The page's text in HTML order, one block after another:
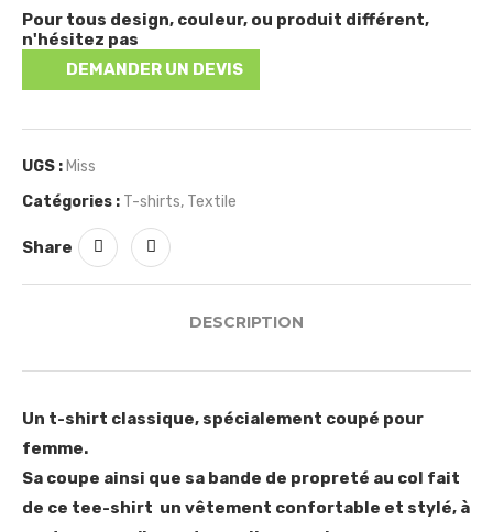
Pour tous design, couleur, ou produit différent,
n'hésitez pas
DEMANDER UN DEVIS
UGS : Miss
Catégories : T-shirts, Textile
Share
DESCRIPTION
Un t-shirt classique, spécialement coupé pour
femme.
Sa coupe ainsi que sa bande de propreté au col fait
de ce tee-shirt un vêtement confortable et stylé, à